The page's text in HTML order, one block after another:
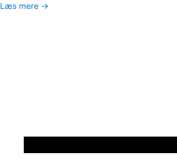
Læs mere →